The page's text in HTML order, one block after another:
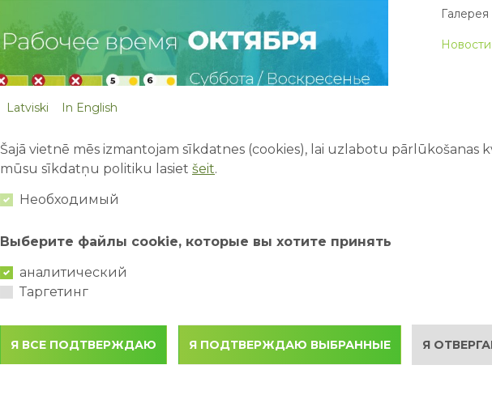
Галерея
Первый
как
Как
7
26/07/
Latviski In English
Šajā vietnē mēs izmantojam sīkdatnes (cookies), lai uzlabotu pārlūkošanas
mūsu sīkdatņu politiku lasiet šeit.
Необходимый
Выберите файлы cookie, которые вы хотите принять
аналитический
Таргетинг
Я ВСЕ ПОДТВЕРЖДАЮ Я ПОДТВЕРЖДАЮ ВЫБРАННЫЕ Я